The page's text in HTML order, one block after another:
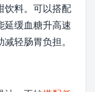
饮料。可以搭配
延缓血糖升高速
轻肠胃负担。